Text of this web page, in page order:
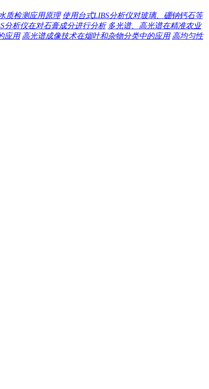
质检测应用原理 使用台式LIBS分析仪对玻璃、硼钠钙石等
分析仪在对石膏成分进行分析 多光谱、高光谱在精准农业
应用 高光谱成像技术在烟叶和杂物分类中的应用 高均匀性